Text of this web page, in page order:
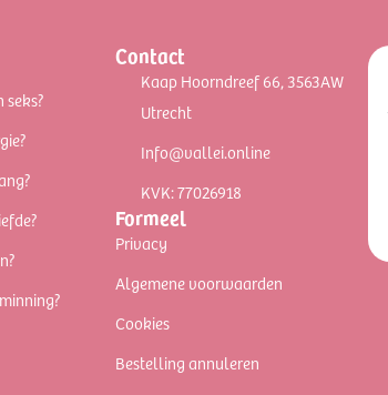
seks?
Contact
Kaap Hoorndreef 66, 3563AW
Utrecht
Info@vallei.online
KVK: 77026918
Formeel
Privacy
Algemene voorwaarden
Cookies
Bestelling annuleren